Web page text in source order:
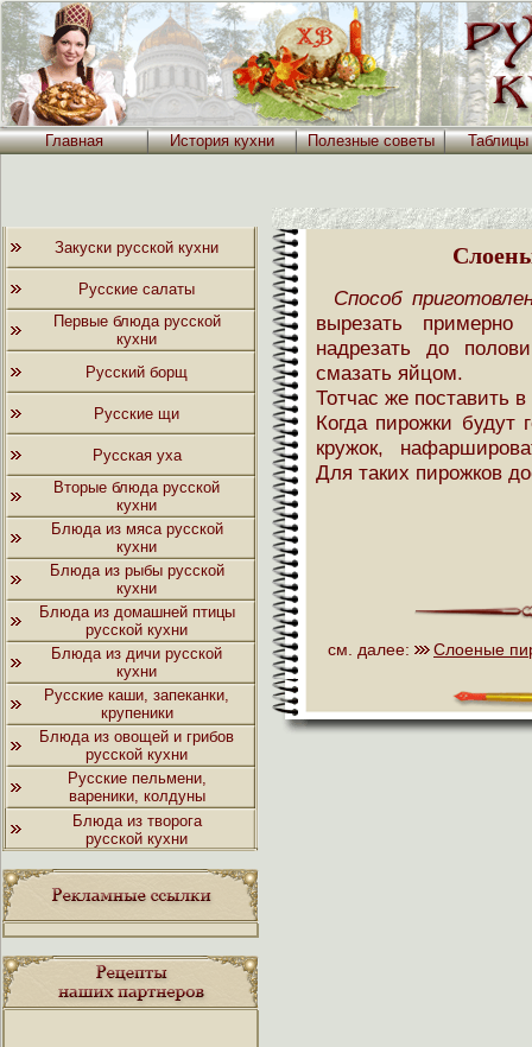
Главная История кухни Полезные советы
Закуски русской кухни
Русские салаты
Первые блюда русской
кухни
Русский борщ
Русские щи
Русская уха
Вторые блюда русской
кухни
Блюда из мяса русской
кухни
Блюда из рыбы русской
кухни
Блюда из домашней птицы
русской кухни
Блюда из дичи русской
кухни
Русские каши, запеканки,
крупеники
Блюда из овощей и грибов
русской кухни
Русские пельмени,
вареники, колдуны
Блюда из творога
русской кухни
Способ
вырезать
надрезать до
смазать яйцом.
Тотчас же поставить
Когда пирожки будут
кружок,
Для таких пирожков
см. далее: Слоеные